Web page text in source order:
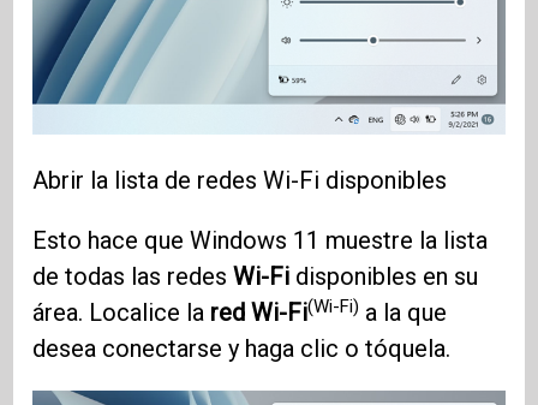
Abrir la lista de redes Wi-Fi disponibles
Esto hace que Windows 11 muestre la lista
de todas las redesWi-Fi disponibles en su
área. Localice la red Wi-Fi(Wi-Fi) a la que
desea conectarse y haga clic o tóquela.